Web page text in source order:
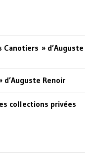
» d’Auguste
d’Auguste Renoir
collections privées